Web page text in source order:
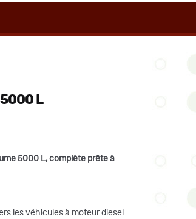
5000 L
5000 L, complète prête à
les véhicules à moteur diesel.